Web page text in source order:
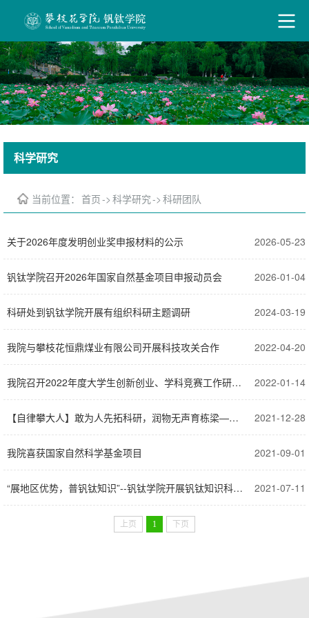
科学研究
当前位置： 首页->科学研究->科研团队
2026-05-23
关于2026年度发明创业奖申报材料的公示
2026-01-04
钒钛学院召开2026年国家自然基金项目申报动员会
2024-03-19
科研处到钒钛学院开展有组织科研主题调研
2022-04-20
我院与攀枝花恒鼎煤业有限公司开展科技攻关合作
2022-01-14
我院召开2022年度大学生创新创业、学科竞赛工作研讨会
2021-12-28
【自律攀大人】敢为人先拓科研，润物无声育栋梁——专访钒钛学院张皓博士
2021-09-01
我院喜获国家自然科学基金项目
2021-07-11
“展地区优势，普钒钛知识”--钒钛学院开展钒钛知识科普宣传活动
上页 1 下页